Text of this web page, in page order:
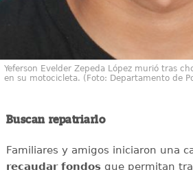
Yeferson Evelder Zepeda López murió tras
en su motocicleta. (Foto: Departamento de
Buscan repatriarlo
Familiares y amigos iniciaron una
recaudar fondosque permitan